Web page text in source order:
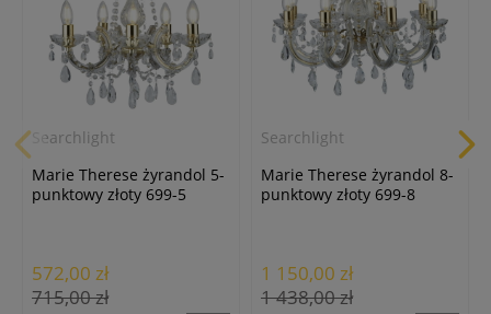
Searchlight
Marie Therese żyrandol 5-
punktowy złoty 699-5
572,00 zł
715,00 zł
Searchlight
Marie Therese żyrandol 8-
punktowy złoty 699-8
1 150,00 zł
1 438,00 zł